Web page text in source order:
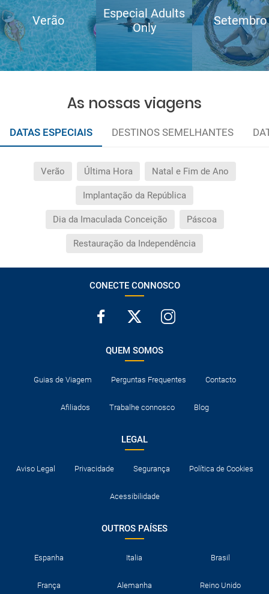
Verão
Especial Adults
Only
Setembro
As nossas viagens
DATAS ESPECIAIS DESTINOS SEMELHANTES
Verão Última Hora Natal e Fim de Ano
Implantação da República
Dia da Imaculada Conceição Páscoa
Restauração da Independência
CONECTE CONNOSCO
QUEM SOMOS
Guias de Viagem Perguntas Frequentes Contacto
Afiliados Trabalhe connosco Blog
LEGAL
Aviso Legal Privacidade Segurança Política de Cookies
Acessibilidade
OUTROS PAÍSES
Espanha Italia Brasil
França Alemanha Reino Unido